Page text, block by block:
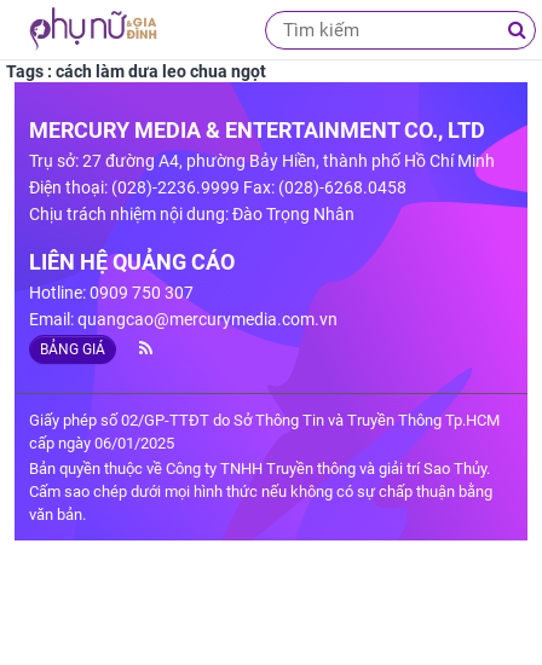
Tags : cách làm dưa leo chua ngọt
MERCURY MEDIA & ENTERTAINMENT CO., LTD
Trụ sở: 27 đường A4, phường Bảy Hiền, thành phố Hồ Chí Minh
Điện thoại: (028)-2236.9999 Fax: (028)-6268.0458
Chịu trách nhiệm nội dung: Đào Trọng Nhân
LIÊN HỆ QUẢNG CÁO
Hotline: 0909 750 307
Email:quangcao@mercurymedia.com.vn
BẢNG GIÁ
Giấy phép số 02/GP-TTĐT do Sở Thông Tin và Truyền Thông Tp.HCM
cấp ngày 06/01/2025
Bản quyền thuộc về Công ty TNHH Truyền thông và giải trí Sao Thủy.
Cấm sao chép dưới mọi hình thức nếu không có sự chấp thuận bằng
văn bản.